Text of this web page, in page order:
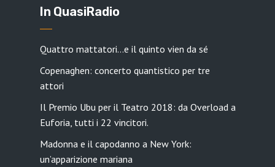
In QuasiRadio
Quattro mattatori…e il quinto vien da sé
Copenaghen: concerto quantistico per tre
attori
Il Premio Ubu per il Teatro 2018: da Overload a
Euforia, tutti i 22 vincitori.
Madonna e il capodanno a New York:
un’apparizione mariana